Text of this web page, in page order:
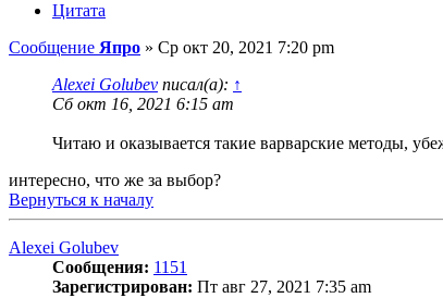
Цитата
Сообщение Япро » Ср окт 20, 2021 7:20 pm
Alexei Golubev писал(а): ↑
Сб окт 16, 2021 6:15 am
Читаю и оказывается такие варварские методы,
интересно, что же за выбор?
Вернуться к началу
Alexei Golubev
Сообщения: 1151
Зарегистрирован: Пт авг 27, 2021 7:35 am